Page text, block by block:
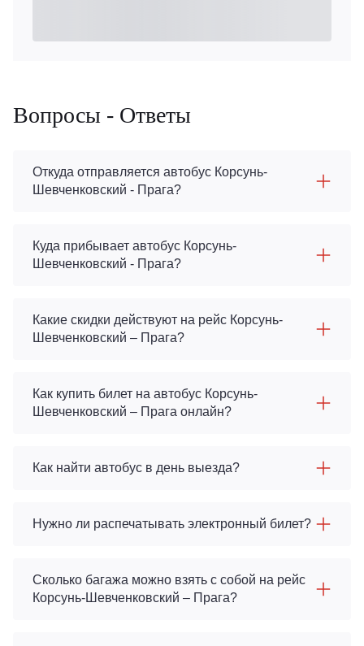
Вопросы - Ответы
Откуда отправляется автобус Корсунь-
Шевченковский - Прага?
Куда прибывает автобус Корсунь-
Шевченковский - Прага?
Какие скидки действуют на рейс Корсунь-
Шевченковский – Прага?
Как купить билет на автобус Корсунь-
Шевченковский – Прага онлайн?
Как найти автобус в день выезда?
Нужно ли распечатывать электронный билет?
Сколько багажа можно взять с собой на рейс
Корсунь-Шевченковский – Прага?